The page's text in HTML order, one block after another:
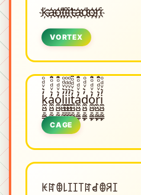
k҉a҉o҉l҉i҉i҉t҉a҉d҉o҉r҉i҉
VORTEX
k̼͖̺̠̰͇̙̓͛ͮͩͦ̎ͦ̑ͅa̼͖̺̠̰͇̙̓͛ͮͩͦ̎ͦ̑ͅo̼͖̺̠̰͇̙̓͛ͮͩͦ̎ͦ̑ͅl̼͖̺̠̰͇̙̓͛ͮͩͦ̎ͦ̑ͅi̼͖̺̠̰͇̙̓͛ͮͩͦ̎ͦ̑ͅi̼͖̺̠̰͇̙̓͛ͮͩͦ̎ͦ̑ͅt̼͖̺̠̰͇̙̓͛ͮͩͦ̎ͦ̑ͅa̼͖̺̠̰͇̙̓͛ͮͩͦ̎ͦ̑ͅd̼͖̺̠̰͇̙̓͛ͮͩͦ̎ͦ̑ͅo̼͖̺̠̰͇̙̓͛ͮͩͦ̎ͦ̑ͅr̼͖̺̠̰͇̙̓͛ͮͩͦ̎ͦ̑ͅi̼͖̺̠̰͇̙̓͛ͮͩͦ̎ͦ̑ͅ
CAGE
ꀘꍏꂦ꒒ꀤꀤ꓄ꍏꀸꂦꋪꀤ